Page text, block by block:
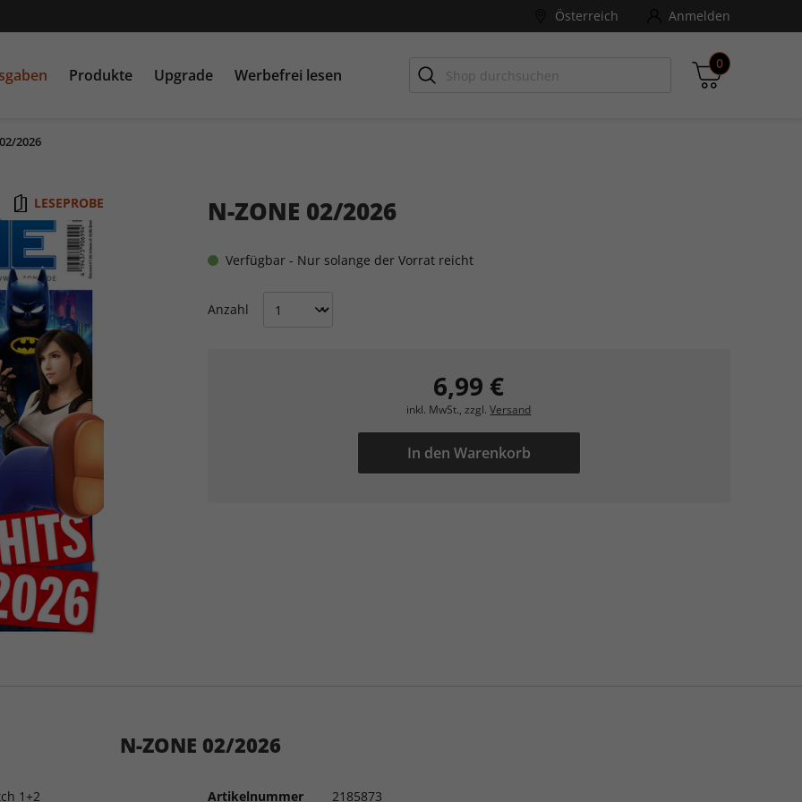
Österreich Anmelden
Raspberry Pi Geek
Produkte Upgrade Werbefrei lesen
0
2026
LESEPROBE N-ZONE 02/2026
Verfügbar - Nur solange der Vorrat reicht
Anzahl
6,99 €
inkl. MwSt., zzgl.Versand
In den Warenkorb
N-ZONE 02/2026
1+2 Artikelnummer
2185873